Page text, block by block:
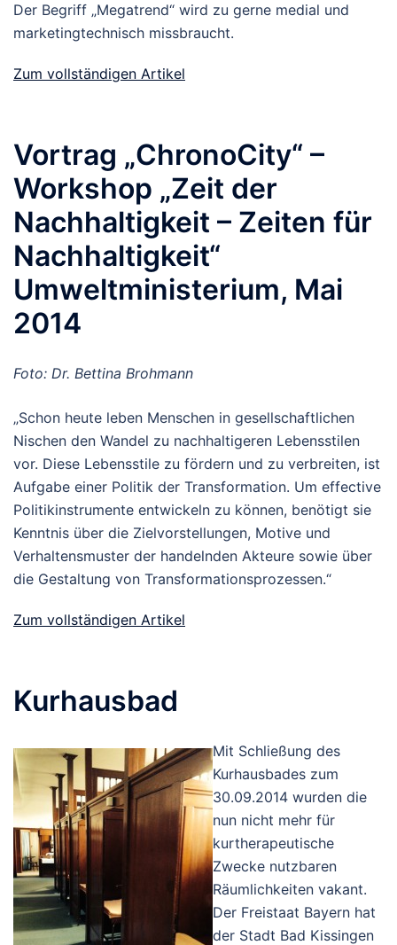
Der Begriff „Megatrend“ wird zu gerne medial und
marketingtechnisch missbraucht.
Zum vollständigen Artikel
Vortrag „ChronoCity“ –
Workshop „Zeit der
Nachhaltigkeit – Zeiten für
Nachhaltigkeit“
Umweltministerium, Mai
2014
Foto: Dr. Bettina Brohmann
„Schon heute leben Menschen in gesellschaftlichen
Nischen den Wandel zu nachhaltigeren Lebensstilen
vor. Diese Lebensstile zu fördern und zu verbreiten, ist
Aufgabe einer Politik der Transformation. Um effective
Politikinstrumente entwickeln zu können, benötigt sie
Kenntnis über die Zielvorstellungen, Motive und
Verhaltensmuster der handelnden Akteure sowie über
die Gestaltung von Transformationsprozessen.“
Zum vollständigen Artikel
Kurhausbad
Mit Schließung des
Kurhausbades zum
30.09.2014 wurden die
nun nicht mehr für
kurtherapeutische
Zwecke nutzbaren
Räumlichkeiten vakant.
Der Freistaat Bayern hat
der Stadt Bad Kissingen